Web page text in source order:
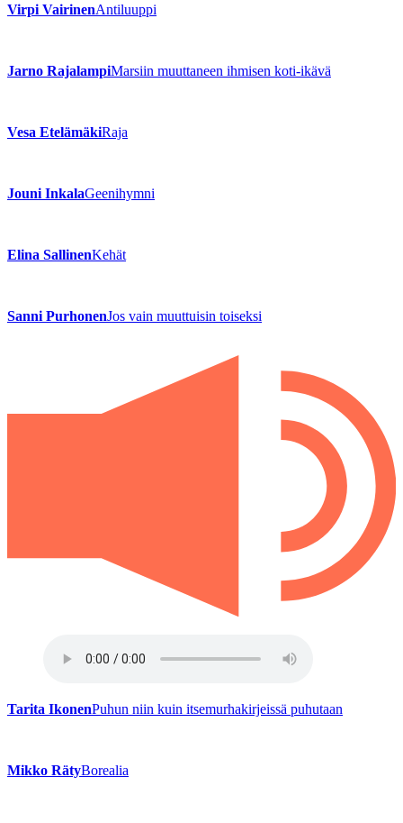
Virpi VairinenAntiluuppi
Jarno RajalampiMarsiin muuttaneen ihmisen koti-ikävä
Vesa EtelämäkiRaja
Jouni InkalaGeenihymni
Elina SallinenKehät
Sanni PurhonenJos vain muuttuisin toiseksi
Tarita IkonenPuhun niin kuin itsemurhakirjeissä puhutaan
Mikko RätyBorealia